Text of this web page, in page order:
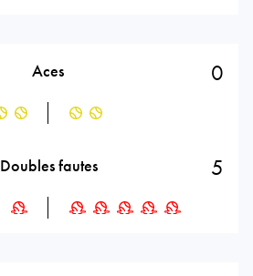
Aces 0
Doubles fautes 5